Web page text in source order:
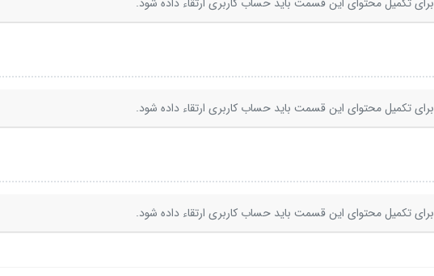
برای تکمیل محتوای این قسمت باید حساب کاربری ارتقاء داده شود.
برای تکمیل محتوای این قسمت باید حساب کاربری ارتقاء داده شود.